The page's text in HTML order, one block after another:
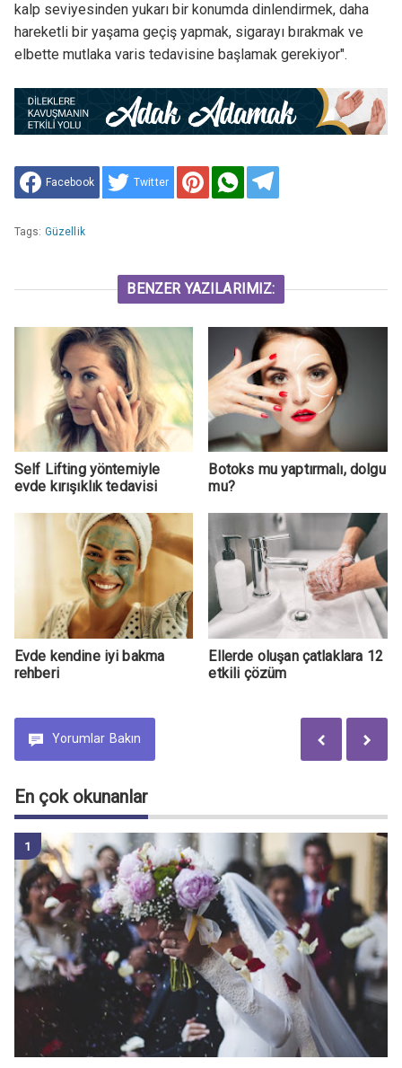
kalp seviyesinden yukarı bir konumda dinlendirmek, daha
hareketli bir yaşama geçiş yapmak, sigarayı bırakmak ve
elbette mutlaka varis tedavisine başlamak gerekiyor".
Facebook Twitter
Tags: Güzellik
BENZER YAZILARIMIZ:
Self Lifting yöntemiyle
evde kırışıklık tedavisi
Botoks mu yaptırmalı, dolgu
mu?
Evde kendine iyi bakma
rehberi
Ellerde oluşan çatlaklara 12
etkili çözüm
Yorumlar Bakın
En çok okunanlar